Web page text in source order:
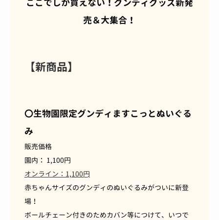
売＆大集合！
【新商品】
〇生物園限定グンディますこっとぬいぐる
み
販売価格
園内： 1,100円
オンライン：1,100円
赤ちゃんサイズのグンディのぬいぐるみがついに新登
場！
ボールチェーン付きのためカバン等につけて、いつで